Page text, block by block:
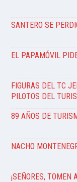
SANTERO SE
EL PAPAMÓVIL
FIGURAS DEL TC
PILOTOS DEL
89 AÑOS DE
NACHO
¡SEÑORES, TOMEN